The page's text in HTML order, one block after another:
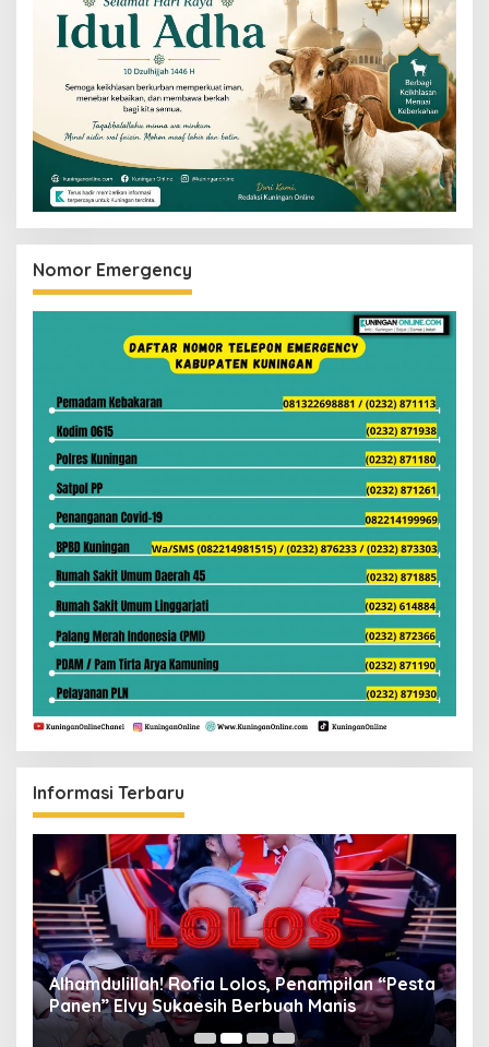
Nomor Emergency
Informasi Terbaru
Alhamdulillah! Rofia Lolos, Penampilan “Pesta
Panen” Elvy Sukaesih Berbuah Manis